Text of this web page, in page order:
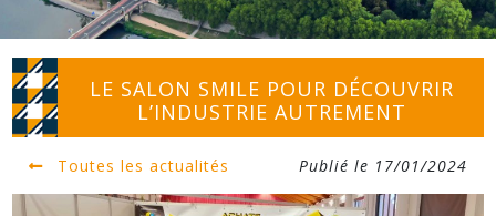
LE SALON SMILE POUR DÉCOUVRIR
L’INDUSTRIE AUTREMENT
Toutes les actualités Publié le 17/01/2024